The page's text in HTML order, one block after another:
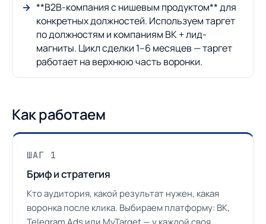
**B2B-компания с нишевым продуктом** для
конкретных должностей. Используем таргет
по должностям и компаниям ВК + лид-
магниты. Цикл сделки 1–6 месяцев — таргет
работает на верхнюю часть воронки.
Как работаем
ШАГ 1
Бриф и стратегия
Кто аудитория, какой результат нужен, какая
воронка после клика. Выбираем платформу: ВК,